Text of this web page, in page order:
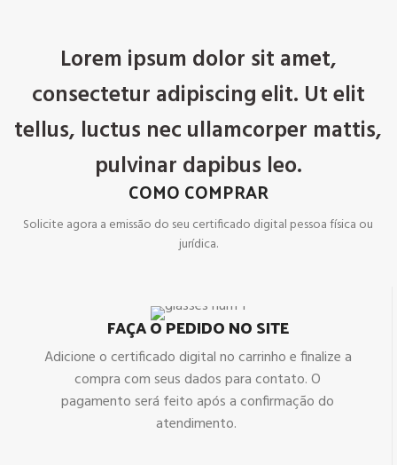
Lorem ipsum dolor sit amet,
consectetur adipiscing elit. Ut elit
tellus, luctus nec ullamcorper mattis,
pulvinar dapibus leo.
COMO COMPRAR
Solicite agora a emissão do seu certificado digital pessoa física ou
jurídica.
FAÇA O PEDIDO NO SITE
Adicione o certificado digital no carrinho e finalize a
compra com seus dados para contato. O
pagamento será feito após a confirmação do
atendimento.